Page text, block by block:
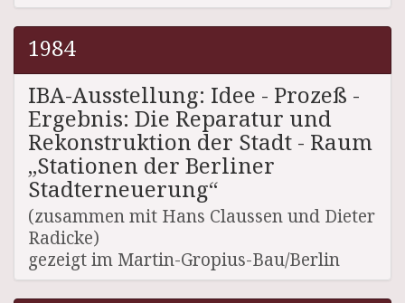
1984
IBA-Ausstellung: Idee - Prozeß -
Ergebnis: Die Reparatur und
Rekonstruktion der Stadt - Raum
„Stationen der Berliner
Stadterneuerung“
(zusammen mit Hans Claussen und Dieter
Radicke)
gezeigt im Martin-Gropius-Bau/Berlin